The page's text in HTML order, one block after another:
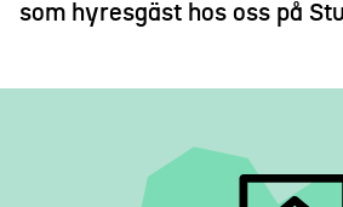
som hyresgäst hos oss på